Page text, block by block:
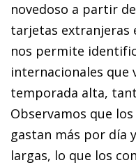
novedoso a partir
tarjetas extranjeras
nos permite
internacionales que
temporada alta,
Observamos que
gastan más por día
largas, lo que los